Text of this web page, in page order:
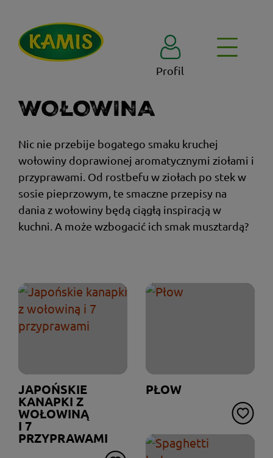
Profil
WOŁOWINA
Nic nie przebije bogatego smaku kruchej
wołowiny doprawionej aromatycznymi ziołami i
przyprawami. Od rostbefu w ziołach po stek w
sosie pieprzowym, te smaczne przepisy na
dania z wołowiny będą ciągłą inspiracją w
kuchni. A może wzbogacić ich smak musztardą?
JAPOŃSKIE
KANAPKI Z
WOŁOWINĄ
I 7
PRZYPRAWAMI
PŁOW